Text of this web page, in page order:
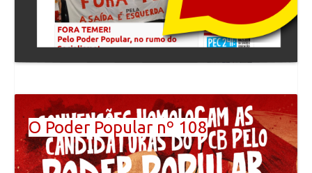
O Poder Popular nº 108